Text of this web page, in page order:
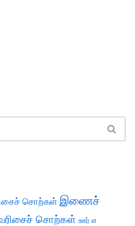
சொற்கள் இணைச்
சொற்கள் ஊர் எ